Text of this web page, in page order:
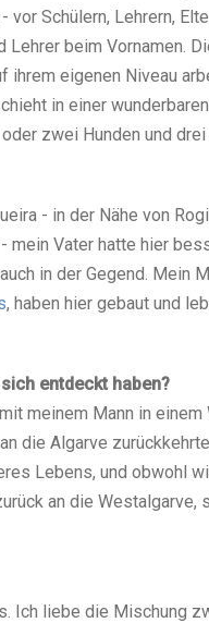
Schü­lern, Leh­rern,
Leh­rer beim Vor­na­men.
ihrem eige­nen Niveau
in einer
zwei Hun­den und
- in der Nähe von
mein Vater hat­te hier
in der Gegend. Mein
, haben hier gebaut und
ent­deckt haben?
mei­nem Mann in
die Algar­ve
Lebens, und obwohl
an die West­algar­ve,
Ich lie­be die Mischung